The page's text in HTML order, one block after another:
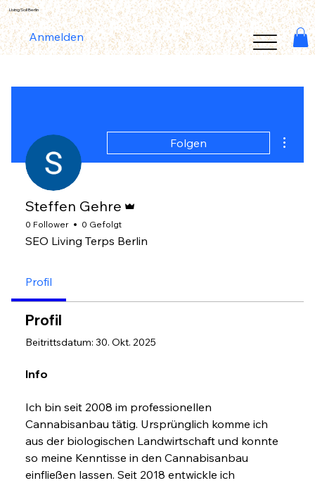
Living Soil Berlin
Anmelden
Folgen
Steffen Gehre
0 Follower 0 Gefolgt
SEO Living Terps Berlin
Profil
Profil
Beitrittsdatum: 30. Okt. 2025
Info
Ich bin seit 2008 im professionellen
Cannabisanbau tätig. Ursprünglich komme ich
aus der biologischen Landwirtschaft und konnte
so meine Kenntisse in den Cannabisanbau
einfließen lassen. Seit 2018 entwickle ich